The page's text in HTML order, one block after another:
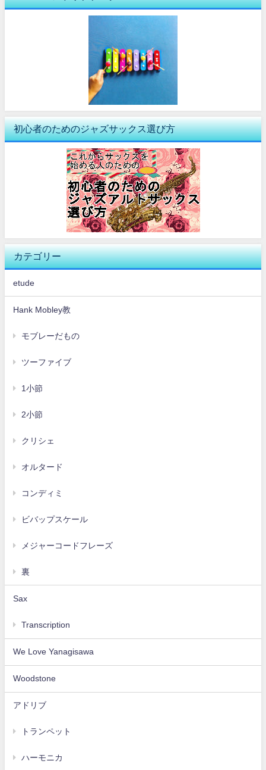
初心者のためのジャズサックス選び方
カテゴリー
etude
Hank Mobley教
モブレーだもの
ツーファイブ
1小節
2小節
クリシェ
オルタード
コンディミ
ビバップスケール
メジャーコードフレーズ
裏
Sax
Transcription
We Love Yanagisawa
Woodstone
アドリブ
トランペット
ハーモニカ